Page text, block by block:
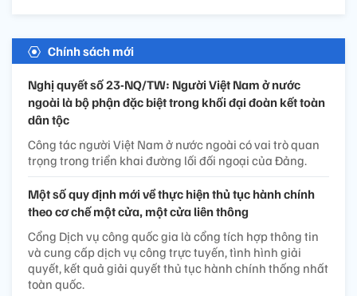
Chính sách mới
Nghị quyết số 23-NQ/TW: Người Việt Nam ở nước
ngoài là bộ phận đặc biệt trong khối đại đoàn kết toàn
dân tộc
Công tác người Việt Nam ở nước ngoài có vai trò quan
trọng trong triển khai đường lối đối ngoại của Đảng.
Một số quy định mới về thực hiện thủ tục hành chính
theo cơ chế một cửa, một cửa liên thông
Cổng Dịch vụ công quốc gia là cổng tích hợp thông tin
và cung cấp dịch vụ công trực tuyến, tình hình giải
quyết, kết quả giải quyết thủ tục hành chính thống nhất
toàn quốc.